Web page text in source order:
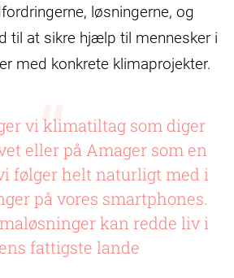
løsningerne, og
til at sikre hjælp til mennesker i
med konkrete klimaprojekter.
vi klimatiltag som diger
eller på Amager som en
følger helt naturligt med i
på vores smartphones.
kan redde liv i
fattigste lande